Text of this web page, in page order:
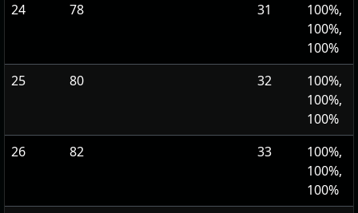
24
78 31
100%,
100%,
100%
25
80 32
100%,
100%,
100%
26
82 33
100%,
100%,
100%